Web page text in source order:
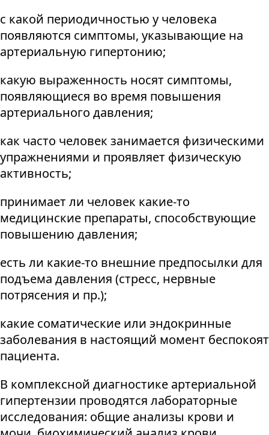
с какой периодичностью у человека
появляются симптомы, указывающие на
артериальную гипертонию;
какую выраженность носят симптомы,
появляющиеся во время повышения
артериального давления;
как часто человек занимается физическими
упражнениями и проявляет физическую
активность;
принимает ли человек какие-то
медицинские препараты, способствующие
повышению давления;
есть ли какие-то внешние предпосылки для
подъема давления (стресс, нервные
потрясения и пр.);
какие соматические или эндокринные
заболевания в настоящий момент беспокоят
пациента.
В комплексной диагностике артериальной
гипертензии проводятся лабораторные
исследования: общие анализы крови и